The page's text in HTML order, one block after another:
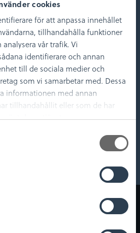
cookies
för att anpassa innehållet
tillhandahålla funktioner
vår trafik. Vi
identifierare och annan
till de sociala medier och
som vi samarbetar med. Dessa
informationen med annan
tillhandahållit eller som de har
deras tjänster.
start till mål!
Docent i arkeologi,
Digitala tjänster
och upplevelser